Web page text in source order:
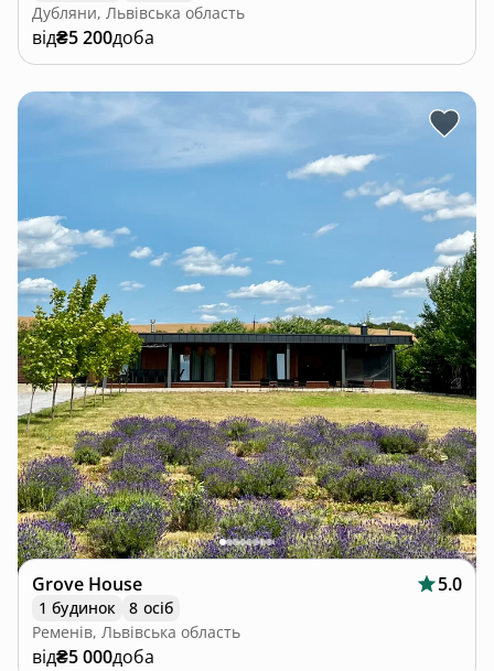
Дубляни, Львівська область
від₴5 200доба
Grove House 5.0
1 будинок
8 осіб
Ременів, Львівська область
від₴5 000доба